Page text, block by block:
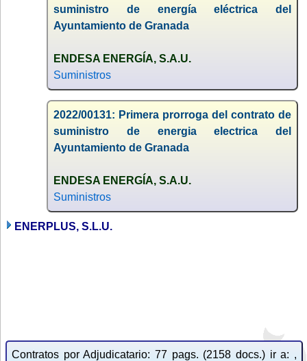
suministro de energía eléctrica del
Ayuntamiento de Granada
ENDESA ENERGÍA, S.A.U.
Suministros
2022/00131: Primera prorroga del contrato de
suministro de energia electrica del
Ayuntamiento de Granada
ENDESA ENERGÍA, S.A.U.
Suministros
ENERPLUS, S.L.U.
Contratos por Adjudicatario: 77 pags. (2158 docs.) ir a: ,